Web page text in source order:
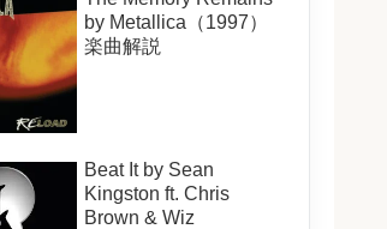
by Metallica（1997）
楽曲解説
Beat It by Sean
Kingston ft. Chris
Brown & Wiz